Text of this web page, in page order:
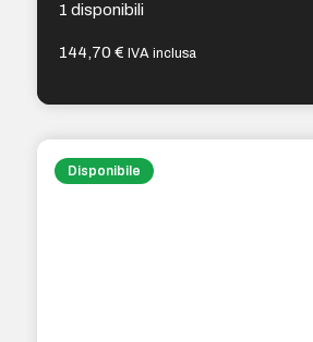
1 disponibili
144,70€ IVA inclusa
Disponibile